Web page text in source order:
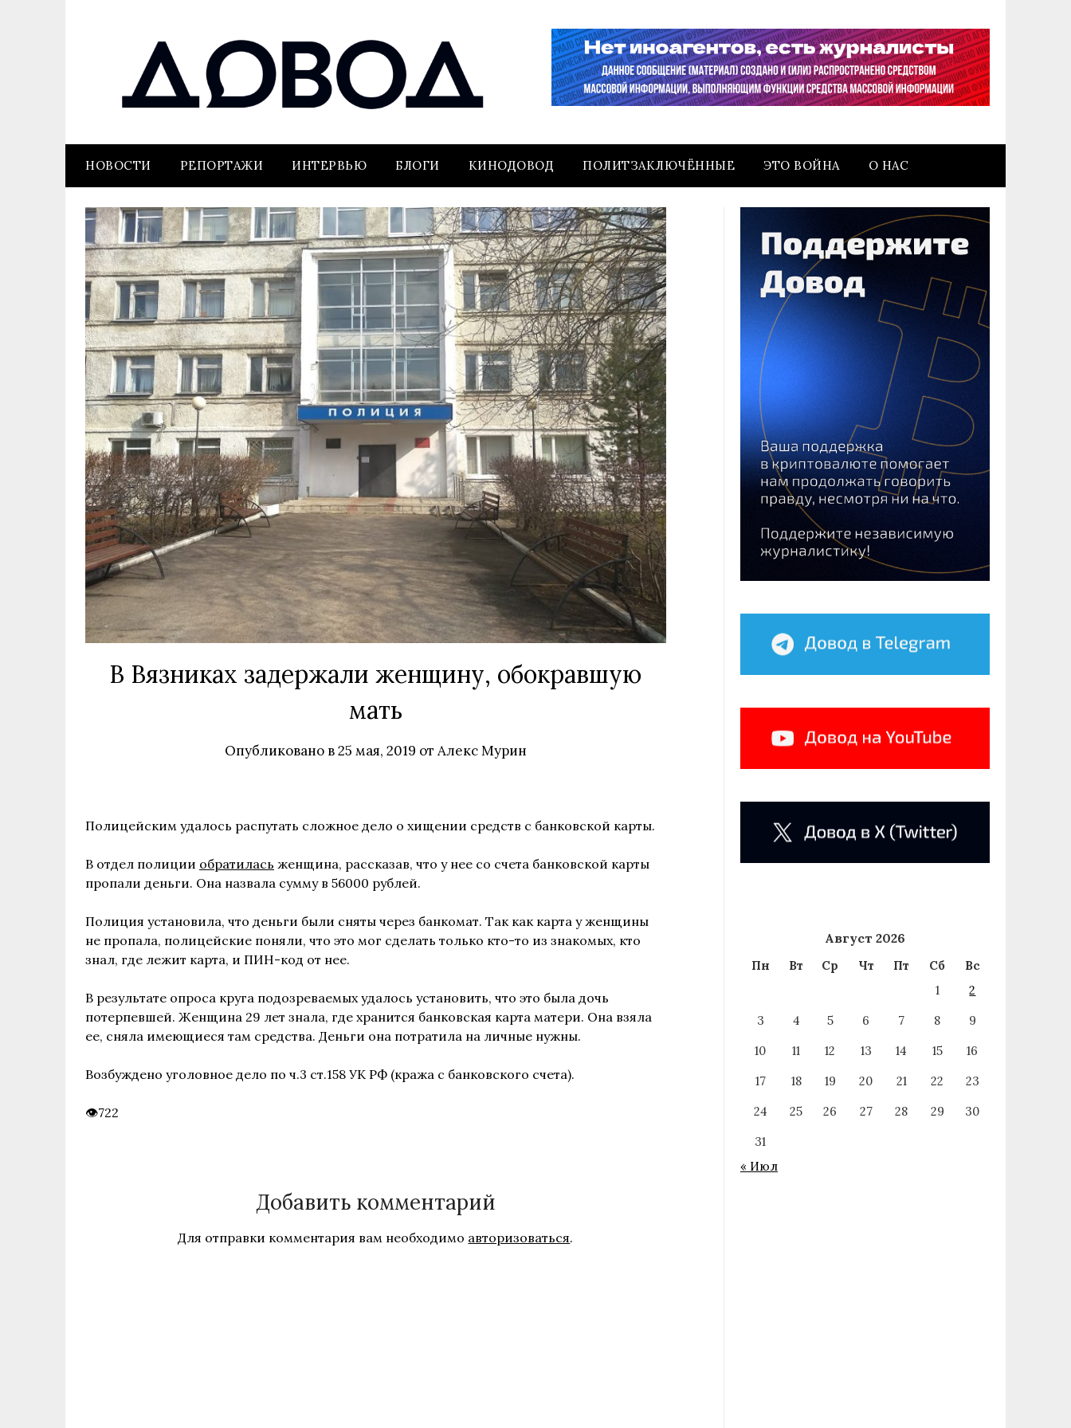
НОВОСТИ РЕПОРТАЖИ ИНТЕРВЬЮ БЛОГИ КИНОДОВОД ПОЛИТЗАКЛЮЧЁННЫЕ ЭТО ВОЙНА О НАС
В Вязниках задержали женщину, обокравшую
мать
Опубликовано в25 мая, 2019 от Алекс Мурин
Полицейским удалось распутать сложное дело о хищении средств с банковской карты.
В отдел полиции обратилась женщина, рассказав, что у нее со счета банковской карты
пропали деньги. Она назвала сумму в 56000 рублей.
Полиция установила, что деньги были сняты через банкомат. Так как карта у женщины
не пропала, полицейские поняли, что это мог сделать только кто-то из знакомых, кто
знал, где лежит карта, и ПИН-код от нее.
В результате опроса круга подозреваемых удалось установить, что это была дочь
потерпевшей. Женщина 29 лет знала, где хранится банковская карта матери. Она взяла
ее, сняла имеющиеся там средства. Деньги она потратила на личные нужны.
Возбуждено уголовное дело по ч.3 ст.158 УК РФ (кража с банковского счета).
722
Добавить комментарий
Для отправки комментария вам необходимо авторизоваться.
Август 2026
Пн Вт Ср Чт Пт Сб
Вс
1
2
3
4 5 6 7 8
9
10
11 12 13 14 15
16
17
18 19 20 21 22
23
24
25 26 27 28 29
30
31
« Июл